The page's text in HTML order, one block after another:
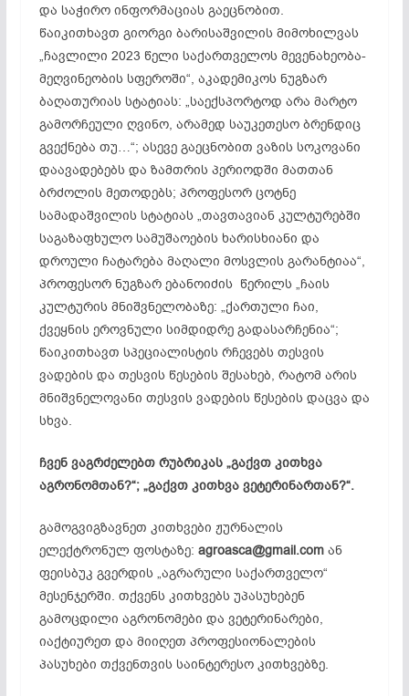
და საჭირო ინფორმაციას გაეცნობით.
წაიკითხავთ გიორგი ბარისაშვილისმიმოხილვას
„ჩავლილი 2023 წელი საქართველოს მევენახეობა-
მეღვინეობის სფეროში“, აკადემიკოს ნუგზარ
ბაღათურიას სტატიას: „საექსპორტოდ არა მარტო
გამორჩეული ღვინო, არამედ საუკეთესო ბრენდიც
გვექნება თუ…“; ასევე გაეცნობით ვაზის სოკოვანი
დაავადებებს და ზამთრის პერიოდში მათთან
ბრძოლის მეთოდებს; პროფესორ ცოტნე
სამადაშვილის სტატიას „თავთავიანკულტურებში
საგაზაფხულო სამუშაოების ხარისხიანი და
დროული ჩატარება მაღალი მოსვლის გარანტიაა“,
პროფესორ ნუგზარ ებანოიძის წერილს „ჩაის
კულტურის მნიშვნელობაზე: „ქართული ჩაი,
ქვეყნის ეროვნული სიმდიდრე გადასარჩენია“;
წაიკითხავთ სპეციალისტის რჩევებს თესვის
ვადების და თესვის წესების შესახებ, რატომ არის
მნიშვნელოვანი თესვის ვადების წესების დაცვა და
სხვა.
ჩვენ ვაგრძელებთ რუბრიკას „გაქვთ კითხვა
აგრონომთან?“; „გაქვთ კითხვა ვეტერინართან?“.
გამოგვიგზავნეთ კითხვები ჟურნალის
ელექტრონულ ფოსტაზე: agroasca@gmail.comან
ფეისბუკ გვერდის „აგრარული საქართველო“
მესენჯერში. თქვენს კითხვებს უპასუხებენ
გამოცდილი აგრონომები და ვეტერინარები,
იაქტიურეთ და მიიღეთ პროფესიონალების
პასუხები თქვენთვის საინტერესო კითხვებზე.